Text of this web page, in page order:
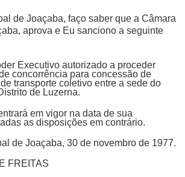
de Joaçaba, faço saber que a Câmara
aprova e Eu sanciono a seguinte
Executivo autorizado a proceder
concorrência para concessão de
transporte coletivo entre a sede do
de Luzerna.
em vigor na data de sua
as disposições em contrário.
de Joaçaba, 30 de novembro de 1977.
FREITAS